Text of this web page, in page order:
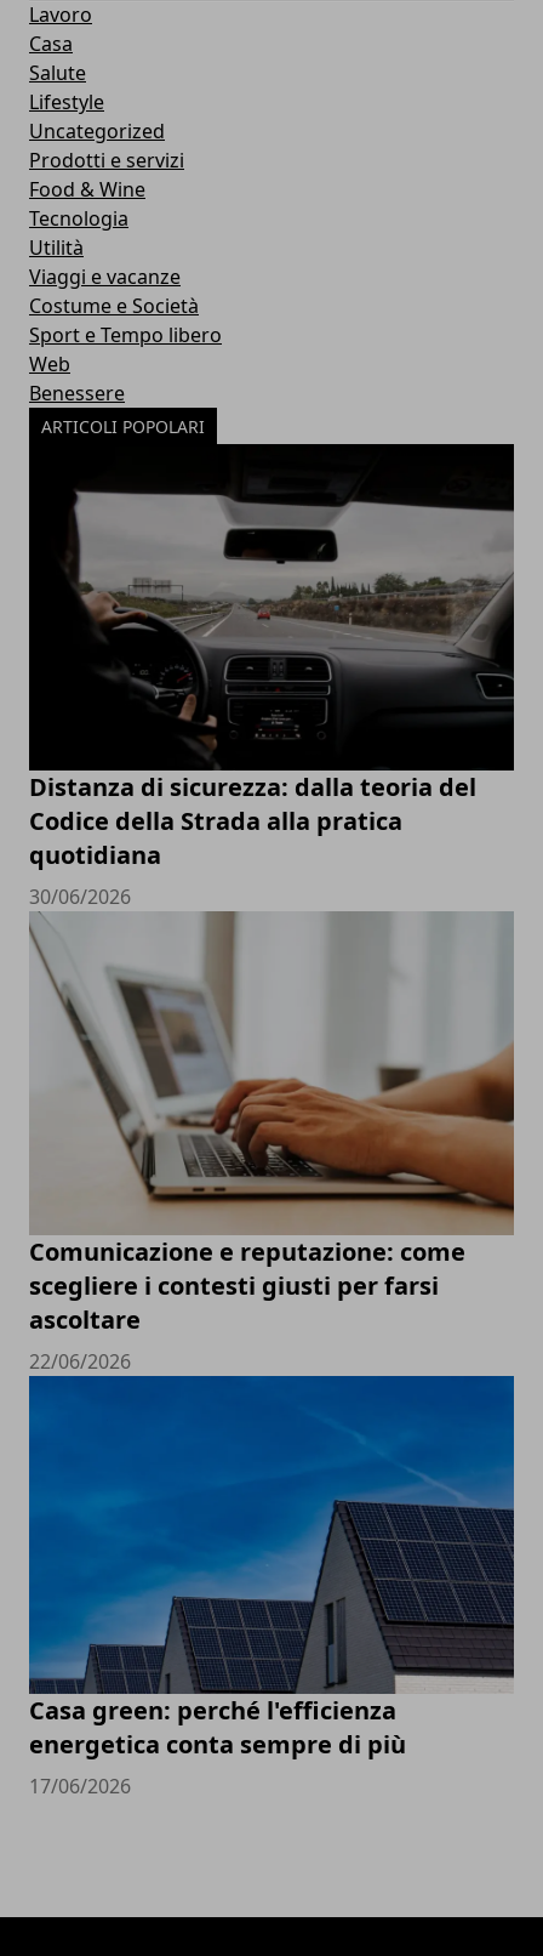
Lavoro
Casa
Salute
Lifestyle
Uncategorized
Prodotti e servizi
Food & Wine
Tecnologia
Utilità
Viaggi e vacanze
Costume e Società
Sport e Tempo libero
Web
Benessere
ARTICOLI POPOLARI
Distanza di sicurezza: dalla teoria del
Codice della Strada alla pratica
quotidiana
30/06/2026
Comunicazione e reputazione: come
scegliere i contesti giusti per farsi
ascoltare
22/06/2026
Casa green: perché l'efficienza
energetica conta sempre di più
17/06/2026